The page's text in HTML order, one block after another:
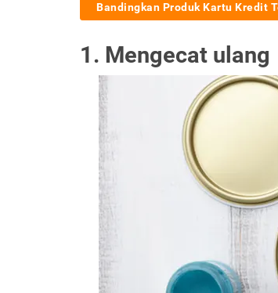
Bandingkan Produk Kartu Kredit
1. Mengecat ulang